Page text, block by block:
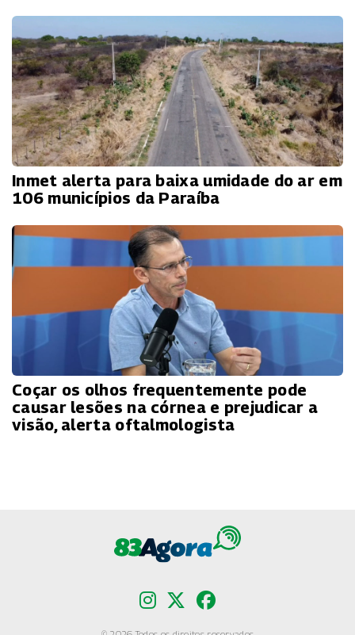
Inmet alerta para baixa umidade do ar em
106 municípios da Paraíba
Coçar os olhos frequentemente pode
causar lesões na córnea e prejudicar a
visão, alerta oftalmologista